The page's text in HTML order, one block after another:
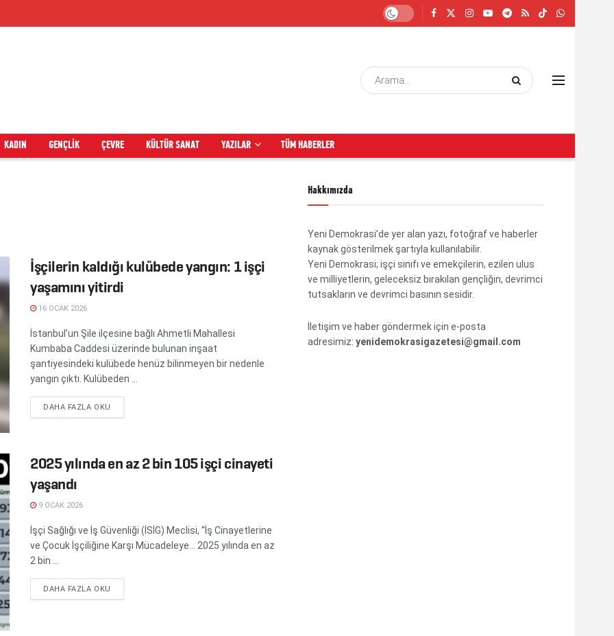
KADIN GENÇLIK ÇEVRE KÜLTÜR SANAT YAZILAR TÜM HABERLER
İşçilerin kaldığı kulübede yangın: 1 işçi
yaşamını yitirdi
16 OCAK 2026
İstanbul’un Şile ilçesine bağlı Ahmetli Mahallesi
Kumbaba Caddesi üzerinde bulunan inşaat
şantiyesindeki kulübede henüz bilinmeyen bir nedenle
yangın çıktı. Kulübeden ...
DAHA FAZLA OKU
2025 yılında en az 2 bin 105 işçi cinayeti
yaşandı
9 OCAK 2026
İşçi Sağlığı ve İş Güvenliği (İSİG) Meclisi, “İş Cinayetlerine
ve Çocuk İşçiliğine Karşı Mücadeleye… 2025 yılında en az
2 bin ...
DAHA FAZLA OKU
Hakkımızda
Yeni Demokrasi’de yer alan yazı, fotoğraf ve haberler
kaynak gösterilmek şartıyla kullanılabilir.
Yeni Demokrasi; işçi sınıfı ve emekçilerin, ezilen ulus
ve milliyetlerin, geleceksiz bırakılan gençliğin, devrimci
tutsakların ve devrimci basının sesidir.
İletişim ve haber göndermek için e-posta
adresimiz: yenidemokrasigazetesi@gmail.com